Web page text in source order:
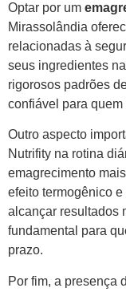
Optar por um
Mirassolândia
relacionadas à
seus ingredientes
rigorosos padrões
confiável para
Outro aspecto
Nutrifity na rotina
emagrecimento
efeito termogênico
alcançar resultados
fundamental para
prazo.
Por fim, a presença